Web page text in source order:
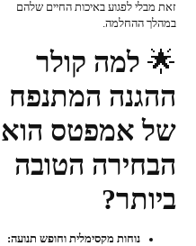
זאת מבלי לפגוע באיכות החיים שלהם
במהלך ההחלמה.
🌟 למה קולר
ההגנה המתנפח
של אמפטס הוא
הבחירה הטובה
ביותר?
נוחות מקסימלית וחופש תנועה: